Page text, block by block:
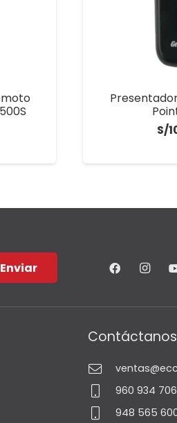
S/
Enviar
Contáctanos
960 934 706
948 565